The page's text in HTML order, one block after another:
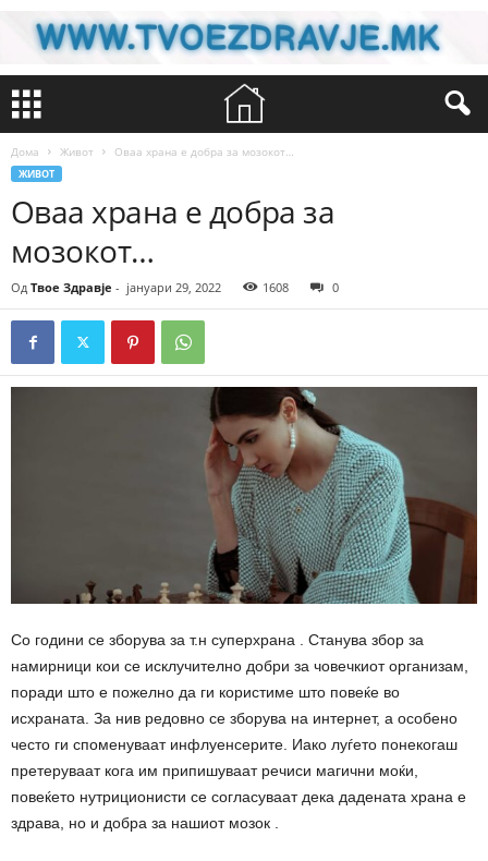
Дома Живот Оваа храна е добра за мозокот…
ЖИВОТ
Оваа храна е добра за
мозокот…
Од Твое Здравје - јануари 29, 2022 1608 0
Со години се зборува за т.н суперхрана . Станува збор за
намирници кои се исклучително добри за човечкиот организам,
поради што е пожелно да ги користиме што повеќе во
исхраната. За нив редовно се зборува на интернет, а особено
често ги споменуваат инфлуенсерите. Иако луѓето понекогаш
претеруваат кога им припишуваат речиси магични моќи,
повеќето нутриционисти се согласуваат дека дадената храна е
здрава, но и добра за нашиот мозок .